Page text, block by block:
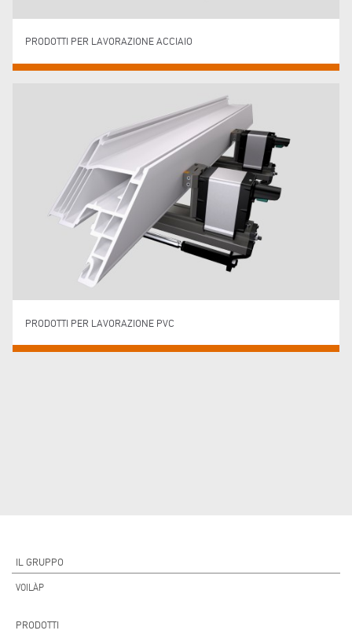
PRODOTTI PER LAVORAZIONE ACCIAIO
PRODOTTI PER LAVORAZIONE PVC
IL GRUPPO
VOILÀP
PRODOTTI